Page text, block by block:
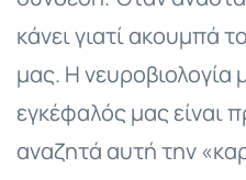
κάνει γιατί ακουμπά
μας. Η νευροβιολογία
εγκέφαλός μας είναι
αναζητά αυτή την